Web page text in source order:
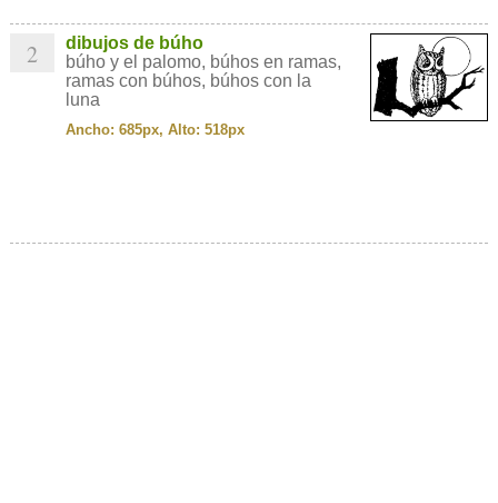
2
dibujos de búho
búho y el palomo, búhos en ramas,
ramas con búhos, búhos con la
luna
Ancho: 685px, Alto: 518px